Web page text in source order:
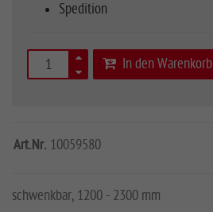
Spedition
In den Warenkorb
Art.Nr. 10059580
schwenkbar, 1200 - 2300 mm